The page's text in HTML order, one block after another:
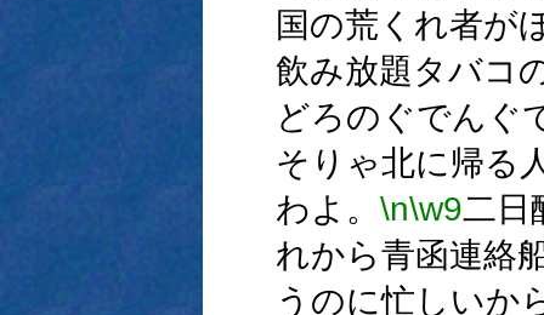
国の荒くれ者が
飲み放題タバコ
どろのぐでんぐ
そりゃ北に帰る
わよ。 \n\w9二日
れから青函連絡
うのに忙しいか